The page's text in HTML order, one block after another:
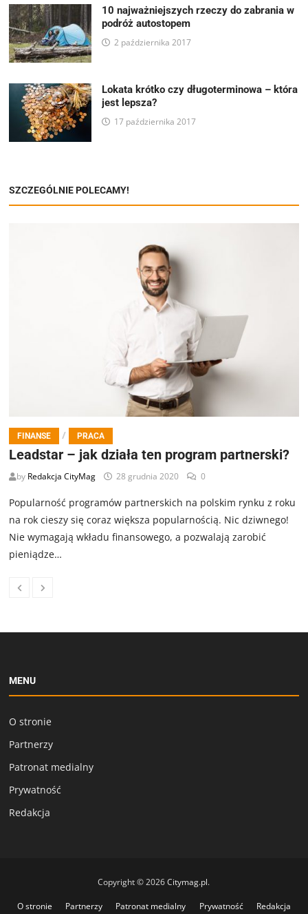
10 najważniejszych rzeczy do zabrania w
podróż autostopem
2 października 2017
Lokata krótko czy długoterminowa – która
jest lepsza?
17 października 2017
SZCZEGÓLNIE POLECAMY!
FINANSE / PRACA
Leadstar – jak działa ten program partnerski?
by Redakcja CityMag 28 grudnia 2020 0
Popularność programów partnerskich na polskim rynku z roku
na rok cieszy się coraz większa popularnością. Nic dziwnego!
Nie wymagają wkładu finansowego, a pozwalają zarobić
pieniądze…
MENU
O stronie
Partnerzy
Patronat medialny
Prywatność
Redakcja
Copyright © 2026Citymag.pl.
O stronie Partnerzy Patronat medialny Prywatność Redakcja